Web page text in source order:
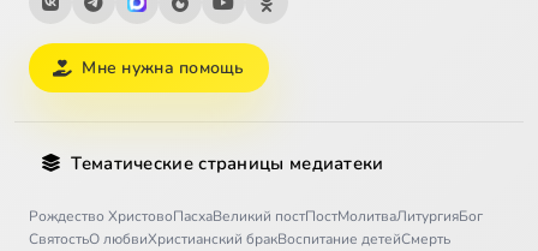
Мне нужна помощь
Тематические страницы медиатеки
Рождество ХристовоПасхаВеликий постПостМолитваЛитургияБог
СвятостьО любвиХристианский бракВоспитание детейСмерть